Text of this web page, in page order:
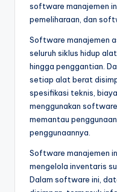
software manajemen
pemeliharaan, dan
Software manajemen
seluruh siklus hidup
hingga penggantian.
setiap alat berat
spesifikasi teknis,
menggunakan
memantau
penggunaannya.
Software manajemen
mengelola inventaris
Dalam software ini,